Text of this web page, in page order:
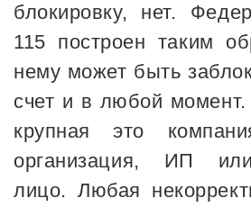
блокировку, нет.
115 построен таким
нему может быть
счет и в любой
крупная это
организация, ИП
лицо. Любая